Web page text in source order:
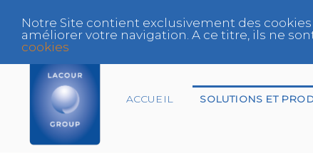
Notre Site contient exclusivement des
améliorer votre navigation. A ce titre, ils ne
cookies
ACCUEIL SOLUTIONS ET